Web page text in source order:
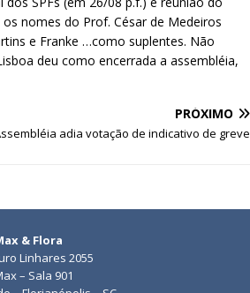
nomes do Prof. César de Medeiros
e Franke …como suplentes. Não
deu como encerrada a assembléia,
PRÓXIMO
adia votação de indicativo de greve
& Flora
Linhares 2055
– Sala 901